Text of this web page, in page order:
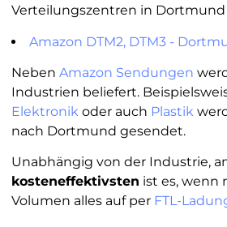
Verteilungszentren in Dortmund
Amazon DTM2, DTM3 -
Neben Amazon Sendungen
Industrien beliefert.
Elektronikoder auch Plastik
nach Dortmund gesendet.
Unabhängig von der Industrie,
kosteneffektivsten ist es, wenn
Volumen alles auf per FTL-